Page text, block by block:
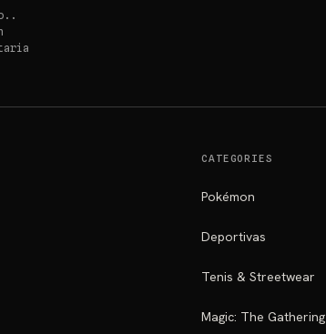
CATEGORIES
Pokémon
Deportivas
Tenis & Streetwear
Magic: The Gathering